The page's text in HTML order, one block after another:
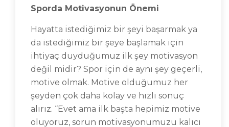
Sporda Motivasyonun Önemi
Hayatta istediğimiz bir şeyi başarmak ya
da istediğimiz bir şeye başlamak için
ihtiyaç duyduğumuz ilk şey motivasyon
değil midir? Spor için de aynı şey geçerli,
motive olmak. Motive olduğumuz her
şeyden çok daha kolay ve hızlı sonuç
alırız. “Evet ama ilk başta hepimiz motive
oluyoruz, sorun motivasyonumuzu kalıcı